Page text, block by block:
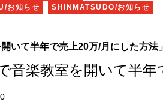
お知らせ SHINMATSUDO/お知らせ
いて半年で売上20万/月にした方法」
音楽教室を開いて半年